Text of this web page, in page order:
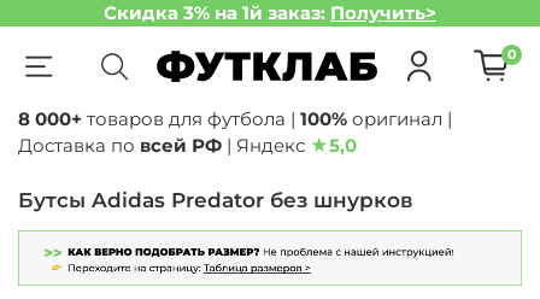
Скидка 3% на 1й заказ: Получить>
0
8 000+ товаров для футбола | 100% оригинал |
Доставка по всей РФ | Яндекс ★5,0
Бутсы Adidas Predator без шнурков